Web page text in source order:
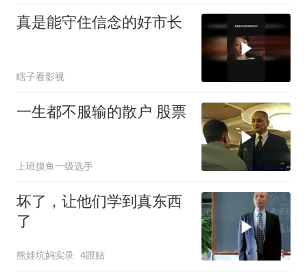
真是能守住信念的好市长
瞎子看影视
一生都不服输的散户 股票
上班摸鱼一级选手
坏了，让他们学到真东西
了
熊娃坑妈实录 4跟贴